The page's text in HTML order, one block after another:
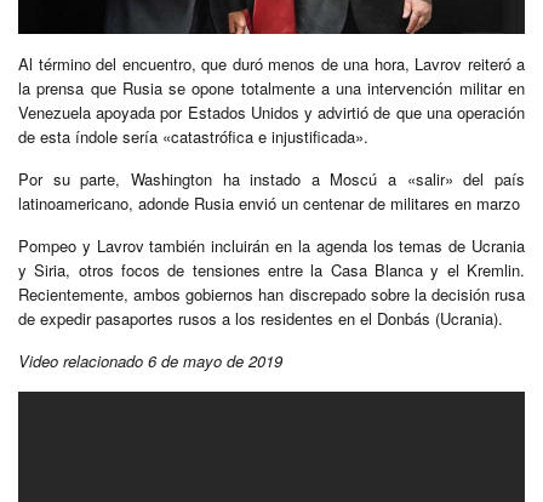
Al término del encuentro, que duró menos de una hora, Lavrov reiteró a
la prensa que Rusia se opone totalmente a una intervención militar en
Venezuela apoyada por Estados Unidos y advirtió de que una operación
de esta índole sería «catastrófica e injustificada».
Por su parte, Washington ha instado a Moscú a «salir» del país
latinoamericano, adonde Rusia envió un centenar de militares en marzo
Pompeo y Lavrov también incluirán en la agenda los temas de Ucrania
y Siria, otros focos de tensiones entre la Casa Blanca y el Kremlin.
Recientemente, ambos gobiernos han discrepado sobre la decisión rusa
de expedir pasaportes rusos a los residentes en el Donbás (Ucrania).
Video relacionado 6 de mayo de 2019